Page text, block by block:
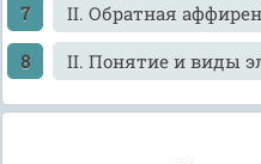
II. Обратная
II. Понятие и виды